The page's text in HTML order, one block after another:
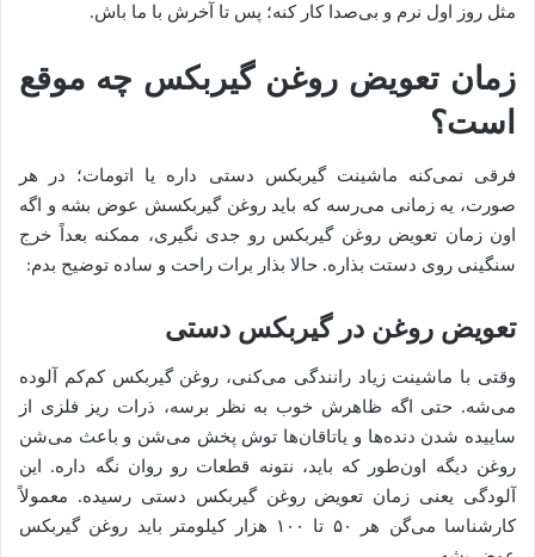
مثل روز اول نرم و بی‌صدا کار کنه؛ پس تا آخرش با ما باش.
زمان تعویض روغن گیربکس چه موقع
است؟
فرقی نمی‌کنه ماشینت گیربکس دستی داره یا اتومات؛ در هر
صورت، یه زمانی می‌رسه که باید روغن گیربکسش عوض بشه و اگه
اون زمان تعویض روغن گیربکس رو جدی نگیری، ممکنه بعداً خرج
سنگینی روی دستت بذاره. حالا بذار برات راحت و ساده توضیح بدم:
تعویض روغن در گیربکس دستی
وقتی با ماشینت زیاد رانندگی می‌کنی، روغن گیربکس کم‌کم آلوده
می‌شه. حتی اگه ظاهرش خوب به نظر برسه، ذرات ریز فلزی از
ساییده شدن دنده‌ها و یاتاقان‌ها توش پخش می‌شن و باعث می‌شن
روغن دیگه اون‌طور که باید، نتونه قطعات رو روان نگه داره. این
آلودگی یعنی زمان تعویض روغن گیربکس دستی رسیده. معمولاً
کارشناسا می‌گن هر ۵۰ تا ۱۰۰ هزار کیلومتر باید روغن گیربکس